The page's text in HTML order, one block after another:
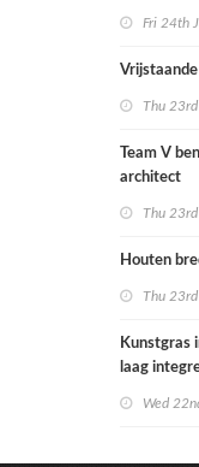
Fri 24th
Thu
Team V
architect
Thu
Houten
Thu
Kunstgras
laag
Wed